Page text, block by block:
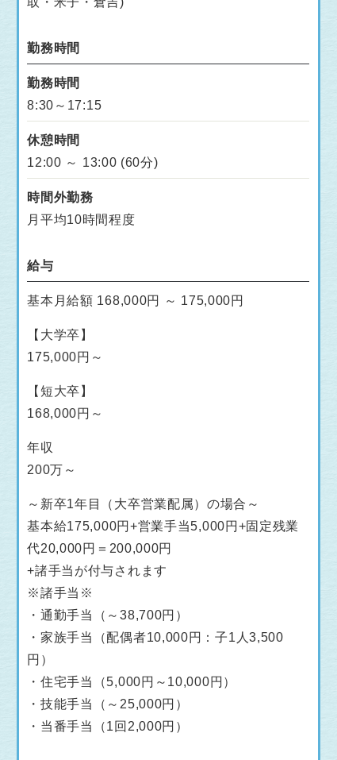
勤務時間
勤務時間
8:30～17:15
休憩時間
12:00 ～ 13:00 (60分)
時間外勤務
月平均10時間程度
給与
基本月給額 168,000円 ～ 175,000円
【大学卒】
175,000円～
【短大卒】
168,000円～
年収
200万～
～新卒1年目（大卒営業配属）の場合～
基本給175,000円+営業手当5,000円+固定残業
代20,000円＝200,000円
+諸手当が付与されます
※諸手当※
・通勤手当（～38,700円）
・家族手当（配偶者10,000円：子1人3,500
円）
・住宅手当（5,000円～10,000円）
・技能手当（～25,000円）
・当番手当（1回2,000円）